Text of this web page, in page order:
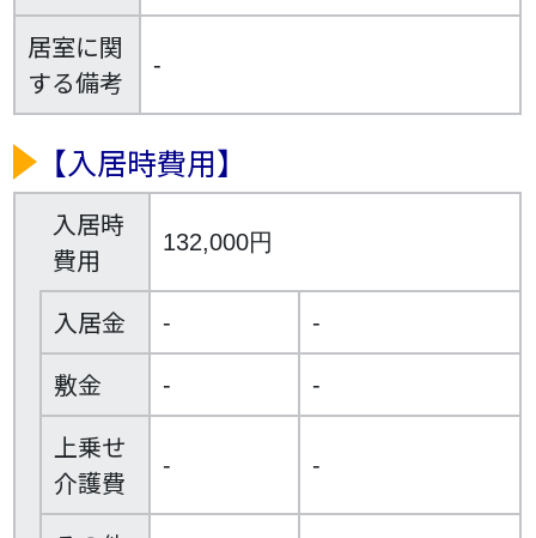
居室に関
する備考
-
【入居時費用】
入居時
費用
132,000円
入居金 - -
敷金 - -
上乗せ
介護費
- -